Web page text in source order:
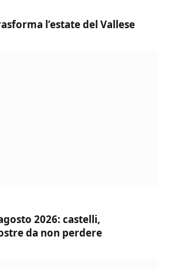
l’estate del Vallese
2026: castelli,
da non perdere